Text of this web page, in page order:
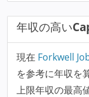
年収の高い
現在 Forkwell
を参考に年収を
上限年収の最高